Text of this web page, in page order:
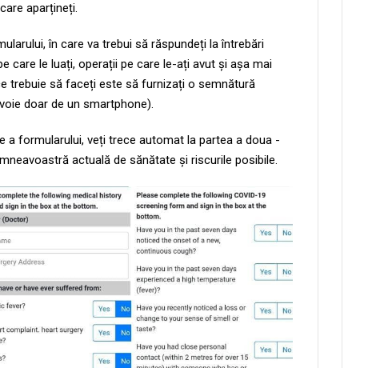
aparțineți.
în care va trebui să răspundeți la întrebări
care le luați, operații pe care le-ați avut și așa mai
trebuie să faceți este să furnizați o semnătură
doar de un smartphone).
a formularului, veți trece automat la partea a doua -
actuală de sănătate și riscurile posibile.